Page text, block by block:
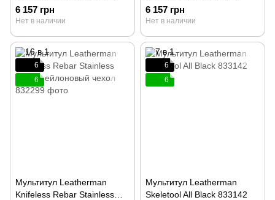
833546
6 157 грн
Нет в наличии
833135
6 157 грн
Нет в наличии
6
6
Мультитул Leatherman
Knifeless Rebar Stainless
6
6
Мультитул Leatherman
Skeletool All Black 833142